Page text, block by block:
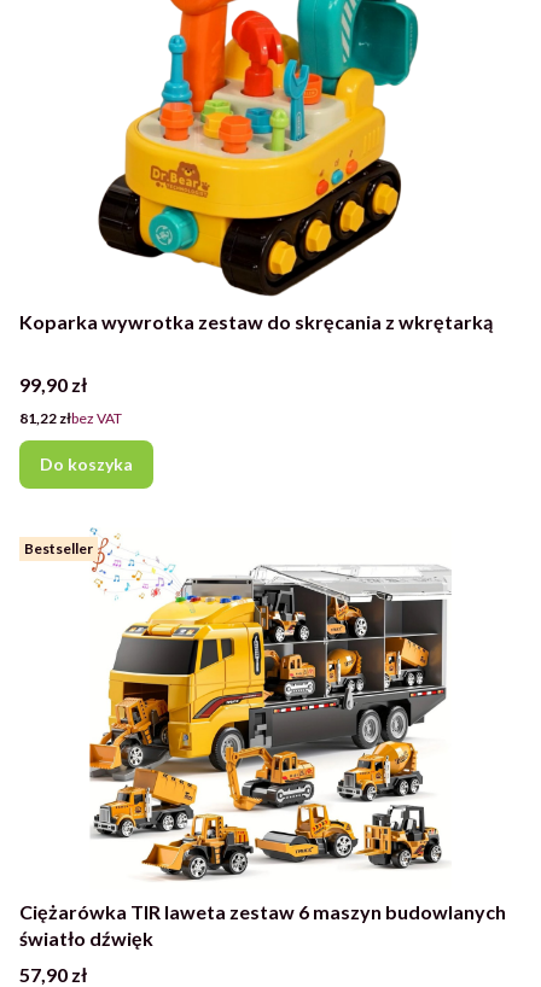
Koparka wywrotka zestaw do skręcania z wkrętarką
Cena
99,90 zł
Cena
81,22 złbez VAT
Do koszyka
Bestseller
Ciężarówka TIR laweta zestaw 6 maszyn budowlanych
światło dźwięk
Cena
57,90 zł